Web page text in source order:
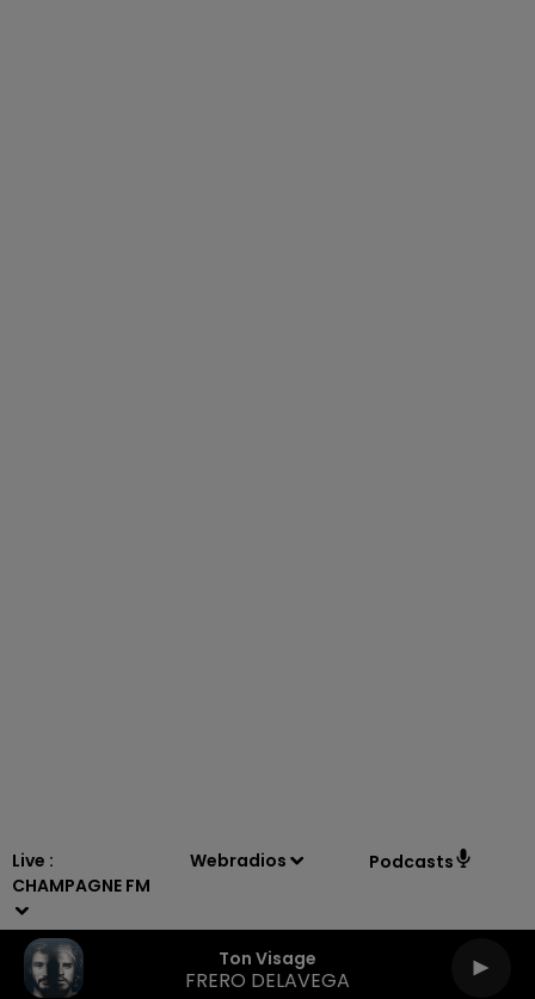
Live :
CHAMPAGNE FM
Webradios Podcasts
Ton Visage
FRERO DELAVEGA